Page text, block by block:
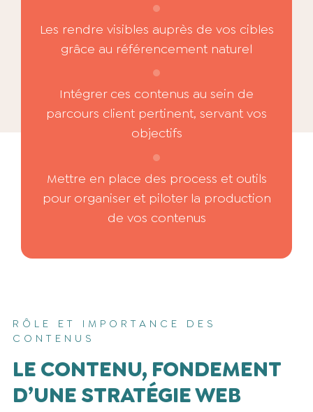
Les rendre visibles auprès de vos cibles
grâce au référencement naturel
Intégrer ces contenus au sein de
parcours client pertinent, servant vos
objectifs
Mettre en place des process et outils
pour organiser et piloter la production
de vos contenus
RÔLE ET IMPORTANCE DES
CONTENUS
LE CONTENU, FONDEMENT
D’UNE STRATÉGIE WEB